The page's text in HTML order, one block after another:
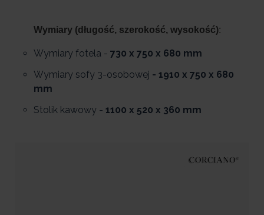
Wymiary (długość, szerokość, wysokość):
Wymiary fotela - 730 x 750 x 680 mm
Wymiary sofy 3-osobowej - 1910 x 750 x 680
mm
Stolik kawowy - 1100 x 520 x 360 mm